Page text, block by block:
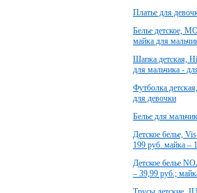
Платье для
Белье детское,
майка для
Шапка детская,
для мальчика -
Футболка
для девочки
Белье для
Детское белье,
199 руб. майка –
Детское белье
– 39,99 руб.;